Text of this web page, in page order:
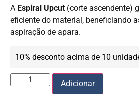
A Espiral Upcut (corte ascendente)
eficiente do material, beneficiando
aspiração de apara.
10% desconto acima de 10
Adicionar